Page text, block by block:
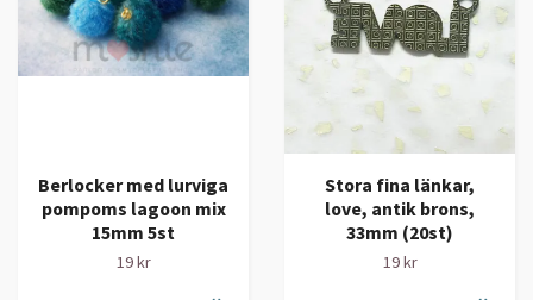
Berlocker med lurviga
pompoms lagoon mix
15mm 5st
19 kr
Stora fina länkar,
love, antik brons,
33mm (20st)
19 kr